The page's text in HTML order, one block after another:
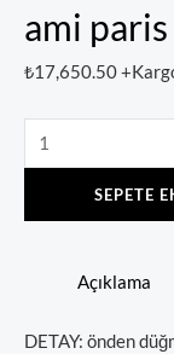
ami
₺17,650.50
SEPETE
Açıklama
DETAY: önden